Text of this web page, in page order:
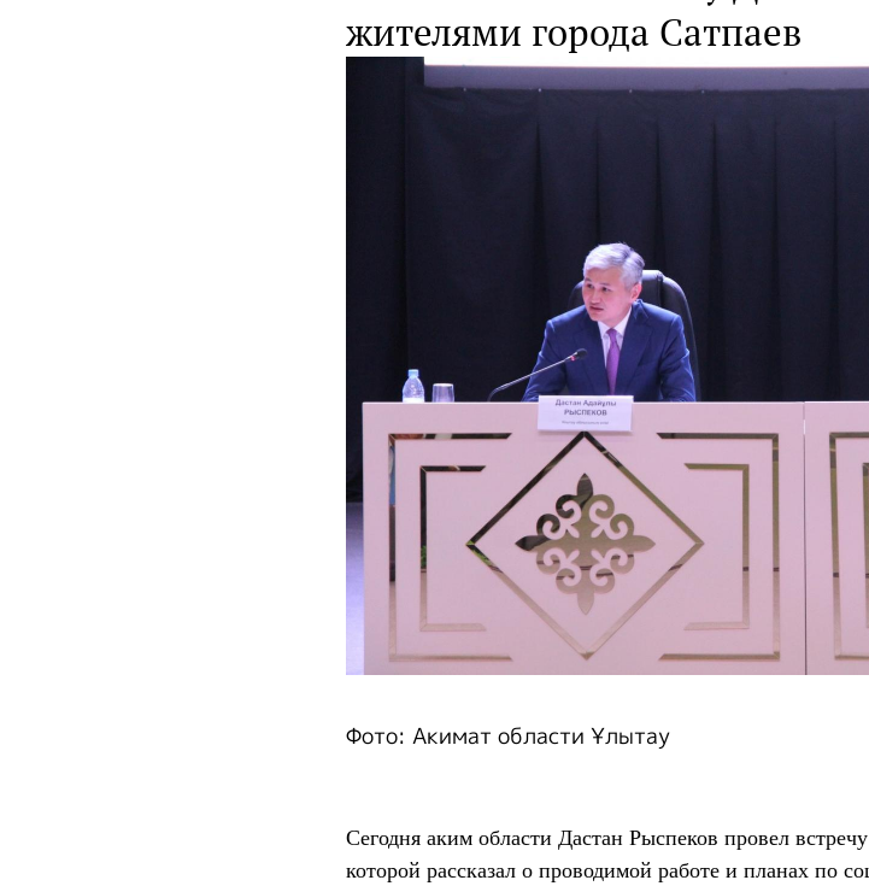
жителями города Сатпаев
Фото: Акимат области Ұлытау
Сегодня аким области Дастан Рыспеков провел
которой рассказал о проводимой работе и планах по